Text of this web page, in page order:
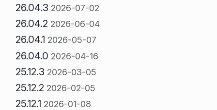
26.04.3 2026-07-02
26.04.2 2026-06-04
26.04.1 2026-05-07
26.04.0 2026-04-16
25.12.3 2026-03-05
25.12.2 2026-02-05
25.12.1 2026-01-08